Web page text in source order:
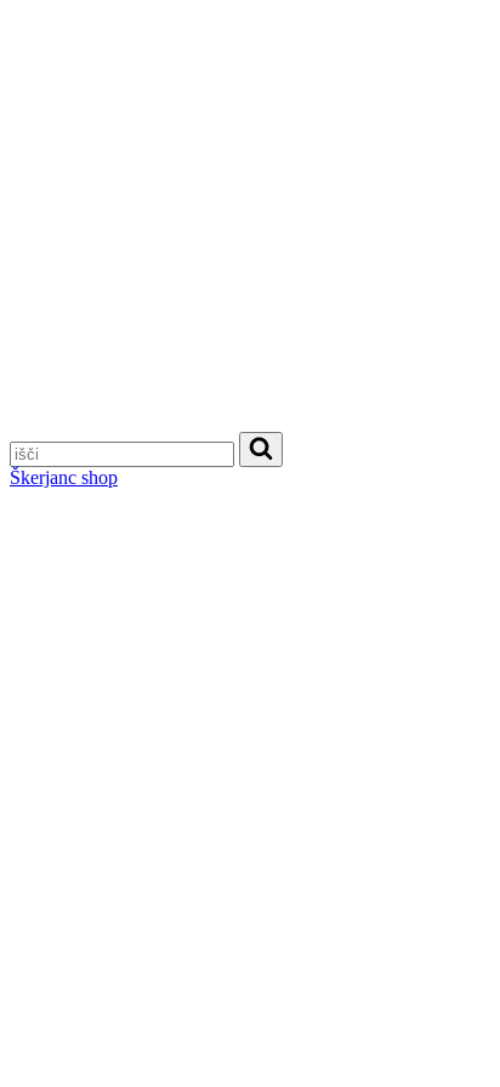
Škerjanc shop